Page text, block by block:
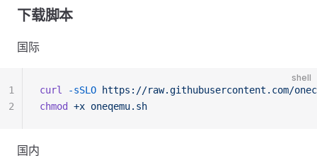
下载脚本
国际
shell
curl -sSLO https://raw.githubusercontent.com/
chmod
+x oneqemu.sh
1
2
国内